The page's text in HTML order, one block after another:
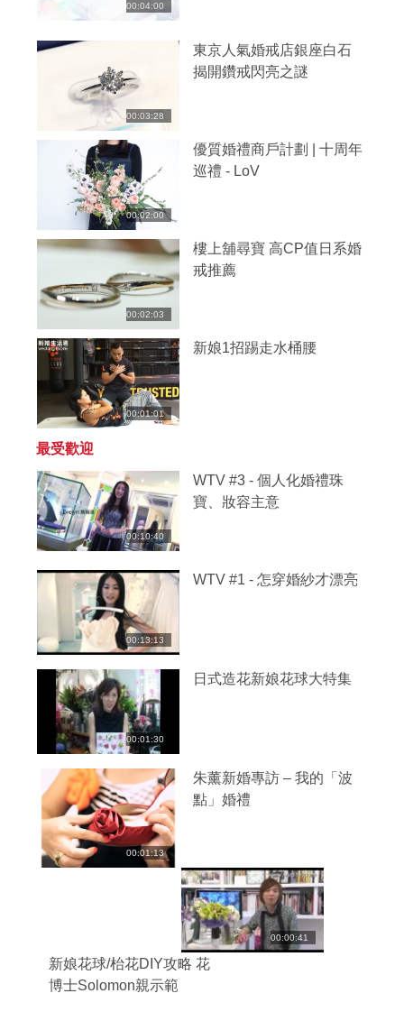
00:04:00
00:03:28
東京人氣婚戒店銀座白石
揭開鑽戒閃亮之謎
00:02:00
優質婚禮商戶計劃 | 十周年
巡禮 - LoV
00:02:03
樓上舖尋寶 高CP值日系婚
戒推薦
00:01:01
新娘1招踢走水桶腰
最受歡迎
00:10:40
WTV #3 - 個人化婚禮珠
寶、妝容主意
00:13:13
WTV #1 - 怎穿婚紗才漂亮
00:01:30
日式造花新娘花球大特集
00:01:13
朱薰新婚專訪 – 我的「波
點」婚禮
00:00:41
新娘花球/枱花DIY攻略 花
博士Solomon親示範